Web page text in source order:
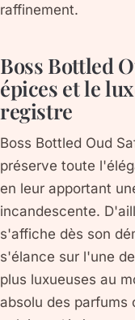
raffinement.
Boss Bottled
épices et le
registre
Boss Bottled Oud
préserve toute
en leur apportant
incandescente.
s'affiche dès son
s'élance sur l'une
plus luxueuses au
absolu des parfums